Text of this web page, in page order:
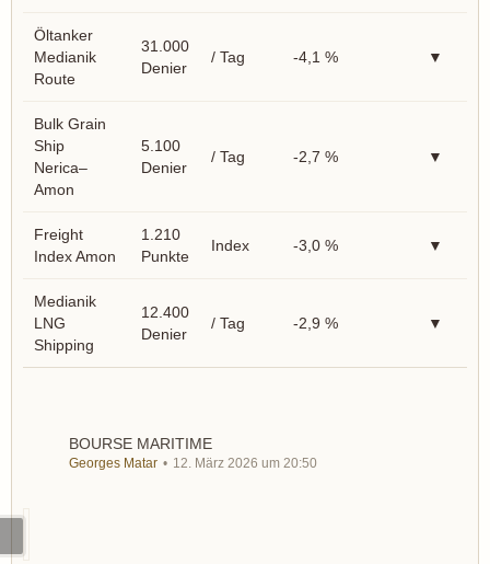
Öltanker
Medianik
Route
31.000
Denier
/ Tag -4,1 % ▼
Bulk Grain
Ship
Nerica–
Amon
5.100
Denier
/ Tag -2,7 % ▼
Freight
Index Amon
1.210
Punkte
Index -3,0 % ▼
Medianik
LNG
Shipping
12.400
Denier
/ Tag -2,9 % ▼
BOURSE MARITIME
Georges Matar 12. März 2026 um 20:50